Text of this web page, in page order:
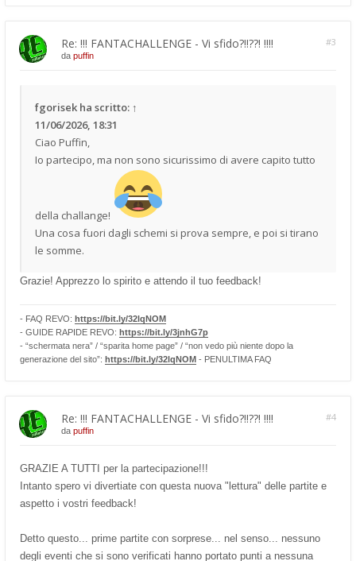
Re: !!! FANTACHALLENGE - Vi sfido?!!??! !!!! #3
da puffin
fgorisek ha scritto: ↑
11/06/2026, 18:31
Ciao Puffin,
Io partecipo, ma non sono sicurissimo di avere capito tutto
della challange!
Una cosa fuori dagli schemi si prova sempre, e poi si tirano
le somme.
Grazie! Apprezzo lo spirito e attendo il tuo feedback!
- FAQ REVO: https://bit.ly/32lqNOM
- GUIDE RAPIDE REVO: https://bit.ly/3jnhG7p
- “schermata nera” / “sparita home page” / “non vedo più niente dopo la
generazione del sito”: https://bit.ly/32lqNOM - PENULTIMA FAQ
Re: !!! FANTACHALLENGE - Vi sfido?!!??! !!!! #4
da puffin
GRAZIE A TUTTI per la partecipazione!!!
Intanto spero vi divertiate con questa nuova "lettura" delle partite e
aspetto i vostri feedback!
Detto questo... prime partite con sorprese... nel senso... nessuno
degli eventi che si sono verificati hanno portato punti a nessuna